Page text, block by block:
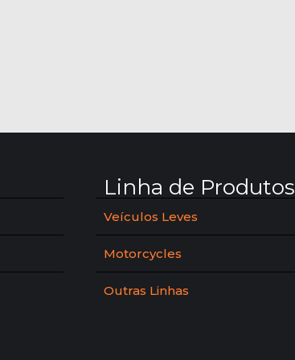
Linha de Produtos
Veículos Leves
Motorcycles
Outras Linhas